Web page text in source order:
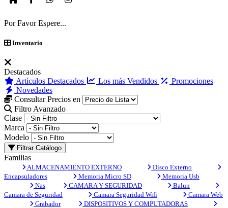
Por Favor Espere...
Inventario
Destacados
Artículos Destacados
Los más Vendidos
Promociones
Novedades
Consultar Precios en
Filtro Avanzado
Clase
Marca
Modelo
Filtrar Catálogo
Familias
ALMACENAMIENTO EXTERNO
Disco Externo
Encapsuladores
Memoria Micro SD
Memoria Usb
Nas
CAMARA Y SEGURIDAD
Balun
Camara de Seguridad
Camara Seguridad Wifi
Camara Web
Grabador
DISPOSITIVOS Y COMPUTADORAS